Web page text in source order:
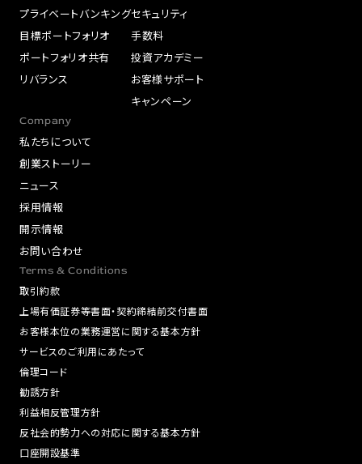
プライベートバンキング
目標ポートフォリオ
ポートフォリオ共有
リバランス
セキュリティ
手数料
投資アカデミー
お客様サポート
キャンペーン
Company
私たちについて
創業ストーリー
ニュース
採用情報
開示情報
お問い合わせ
Terms & Conditions
取引約款
上場有価証券等書面・契約締結前交付書面
お客様本位の業務運営に関する基本方針
サービスのご利用にあたって
倫理コード
勧誘方針
利益相反管理方針
反社会的勢力への対応に関する基本方針
口座開設基準